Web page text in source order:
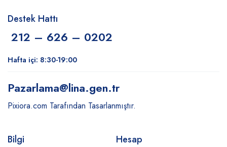
Destek Hattı
212 – 626 – 0202
Hafta içi: 8:30-19:00
Pazarlama@lina.gen.tr
Pixiora.com Tarafından Tasarlanmıştır.
Bilgi Hesap